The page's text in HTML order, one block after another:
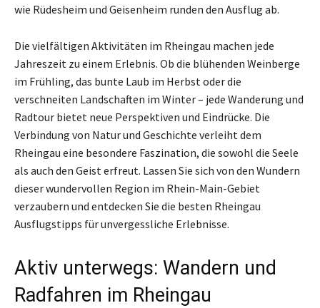
wie Rüdesheim und Geisenheim runden den Ausflug ab.
Die vielfältigen Aktivitäten im Rheingau machen jede
Jahreszeit zu einem Erlebnis. Ob die blühenden Weinberge
im Frühling, das bunte Laub im Herbst oder die
verschneiten Landschaften im Winter – jede Wanderung und
Radtour bietet neue Perspektiven und Eindrücke. Die
Verbindung von Natur und Geschichte verleiht dem
Rheingau eine besondere Faszination, die sowohl die Seele
als auch den Geist erfreut. Lassen Sie sich von den Wundern
dieser wundervollen Region im Rhein-Main-Gebiet
verzaubern und entdecken Sie die besten Rheingau
Ausflugstipps für unvergessliche Erlebnisse.
Aktiv unterwegs: Wandern und
Radfahren im Rheingau